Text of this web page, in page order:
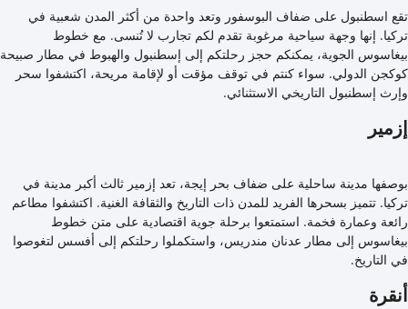
تقع اسطنبول على ضفاف البوسفور وتعد واحدة من أكثر المدن شعبية في
تركيا. إنها وجهة سياحية مرغوبة تقدم لكم تجارب لا تُنسى. مع خطوط
بيغاسوس الجوية، يمكنكم حجز رحلتكم إلى إسطنبول والهبوط في مطار صبيحة
كوكجن الدولي. سواء كنتم في توقف مؤقت أو لإقامة مريحة، اكتشفوا سحر
وإرث إسطنبول التاريخي الاستثنائي.
إزمير
بوصفها مدينة ساحلية على ضفاف بحر إيجة، تعد إزمير ثالث أكبر مدينة في
تركيا. تتميز بسحرها الفريد للمدن ذات التاريخ والثقافة الغنية. اكتشفوا مطاعم
رائعة وعمارة فخمة. استمتعوا برحلة جوية اقتصادية على متن خطوط
بيغاسوس إلى مطار عدنان مندريس، واستكملوا رحلتكم إلى أفسس لتغوصوا
في التاريخ.
أنقرة